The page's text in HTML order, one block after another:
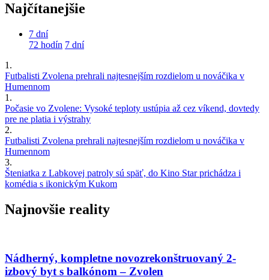
Najčítanejšie
7 dní
72 hodín 7 dní
1.
Futbalisti Zvolena prehrali najtesnejším rozdielom u nováčika v
Humennom
1.
Počasie vo Zvolene: Vysoké teploty ustúpia až cez víkend, dovtedy
pre ne platia i výstrahy
2.
Futbalisti Zvolena prehrali najtesnejším rozdielom u nováčika v
Humennom
3.
Šteniatka z Labkovej patroly sú späť, do Kino Star prichádza i
komédia s ikonickým Kukom
Najnovšie reality
Nádherný, kompletne novozrekonštruovaný 2-
izbový byt s balkónom – Zvolen